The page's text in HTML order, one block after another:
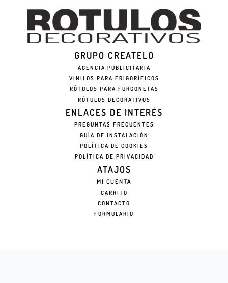
GRUPO CREATELO
AGENCIA PUBLICITARIA
VINILOS PARA FRIGORÍFICOS
RÓTULOS PARA FURGONETAS
RÓTULOS DECORATIVOS
ENLACES DE INTERÉS
PREGUNTAS FRECUENTES
GUÍA DE INSTALACIÓN
POLÍTICA DE COOKIES
POLÍTICA DE PRIVACIDAD
ATAJOS
MI CUENTA
CARRITO
CONTACTO
FORMULARIO